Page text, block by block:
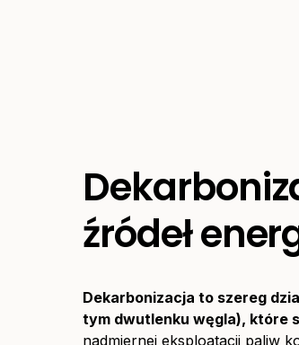
źródeł
Dekarbonizacja to szereg
tym dwutlenku węgla), które
nadmiernej eksploatacji paliw